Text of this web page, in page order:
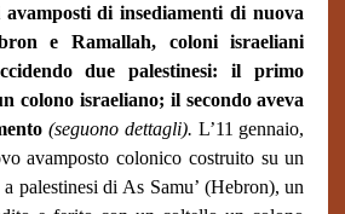
avamposti di insediamenti di nuova
e Ramallah, coloni israeliani
due palestinesi: il primo
colono israeliano; il secondo aveva
(seguono dettagli). L’11 gennaio,
avamposto colonico costruito su un
a palestinesi di As Samu’ (Hebron), un